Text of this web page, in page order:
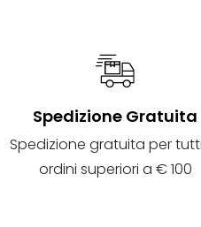
Spedizione Gratuita
Spedizione gratuita per
ordini superiori a € 100